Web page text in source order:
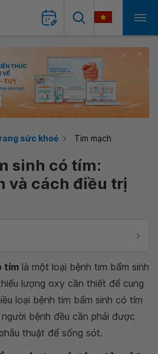
sức khoẻ Tim mạch
sinh có tím:
và cách điều trị
tím là một loại bệnh tim bẩm sinh
lượng oxy cần thiết để cung
loại bệnh tim bẩm sinh có tím
bệnh đều cần phải được
thuật để sống sót.